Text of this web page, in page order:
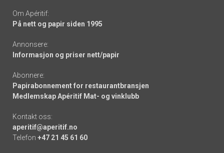
Om Apéritif:
På nett og papir siden 1995
Annonsere:
Informasjon og priser nett/papir
Abonnere:
Papirabonnement for restaurantbransjen
Medlemskap Apéritif Mat- og vinklubb
Kontakt oss:
aperitif@aperitif.no
Telefon +47 21 45 61 60